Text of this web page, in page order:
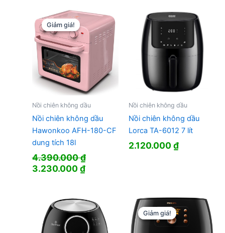
Giảm giá!
Giảm giá!
Nồi chiên không dầu
Nồi chiên không dầu
Hawonkoo AFH-180-CF
dung tích 18l
4.390.000₫
Giá
4.390.000 ₫.
3.230.000₫Giá
là:
3.230.000 ₫.
Nồi chiên không dầu
Nồi chiên không dầu
Lorca TA-6012 7 lít
2.120.000₫
Giảm giá!
Giảm giá!